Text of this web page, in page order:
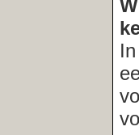
een
een
altijd